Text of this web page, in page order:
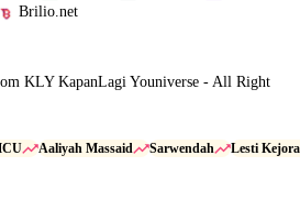
Brilio.net
KLY KapanLagi Youniverse - All Right
Aaliyah Massaid Sarwendah Lesti Kejora